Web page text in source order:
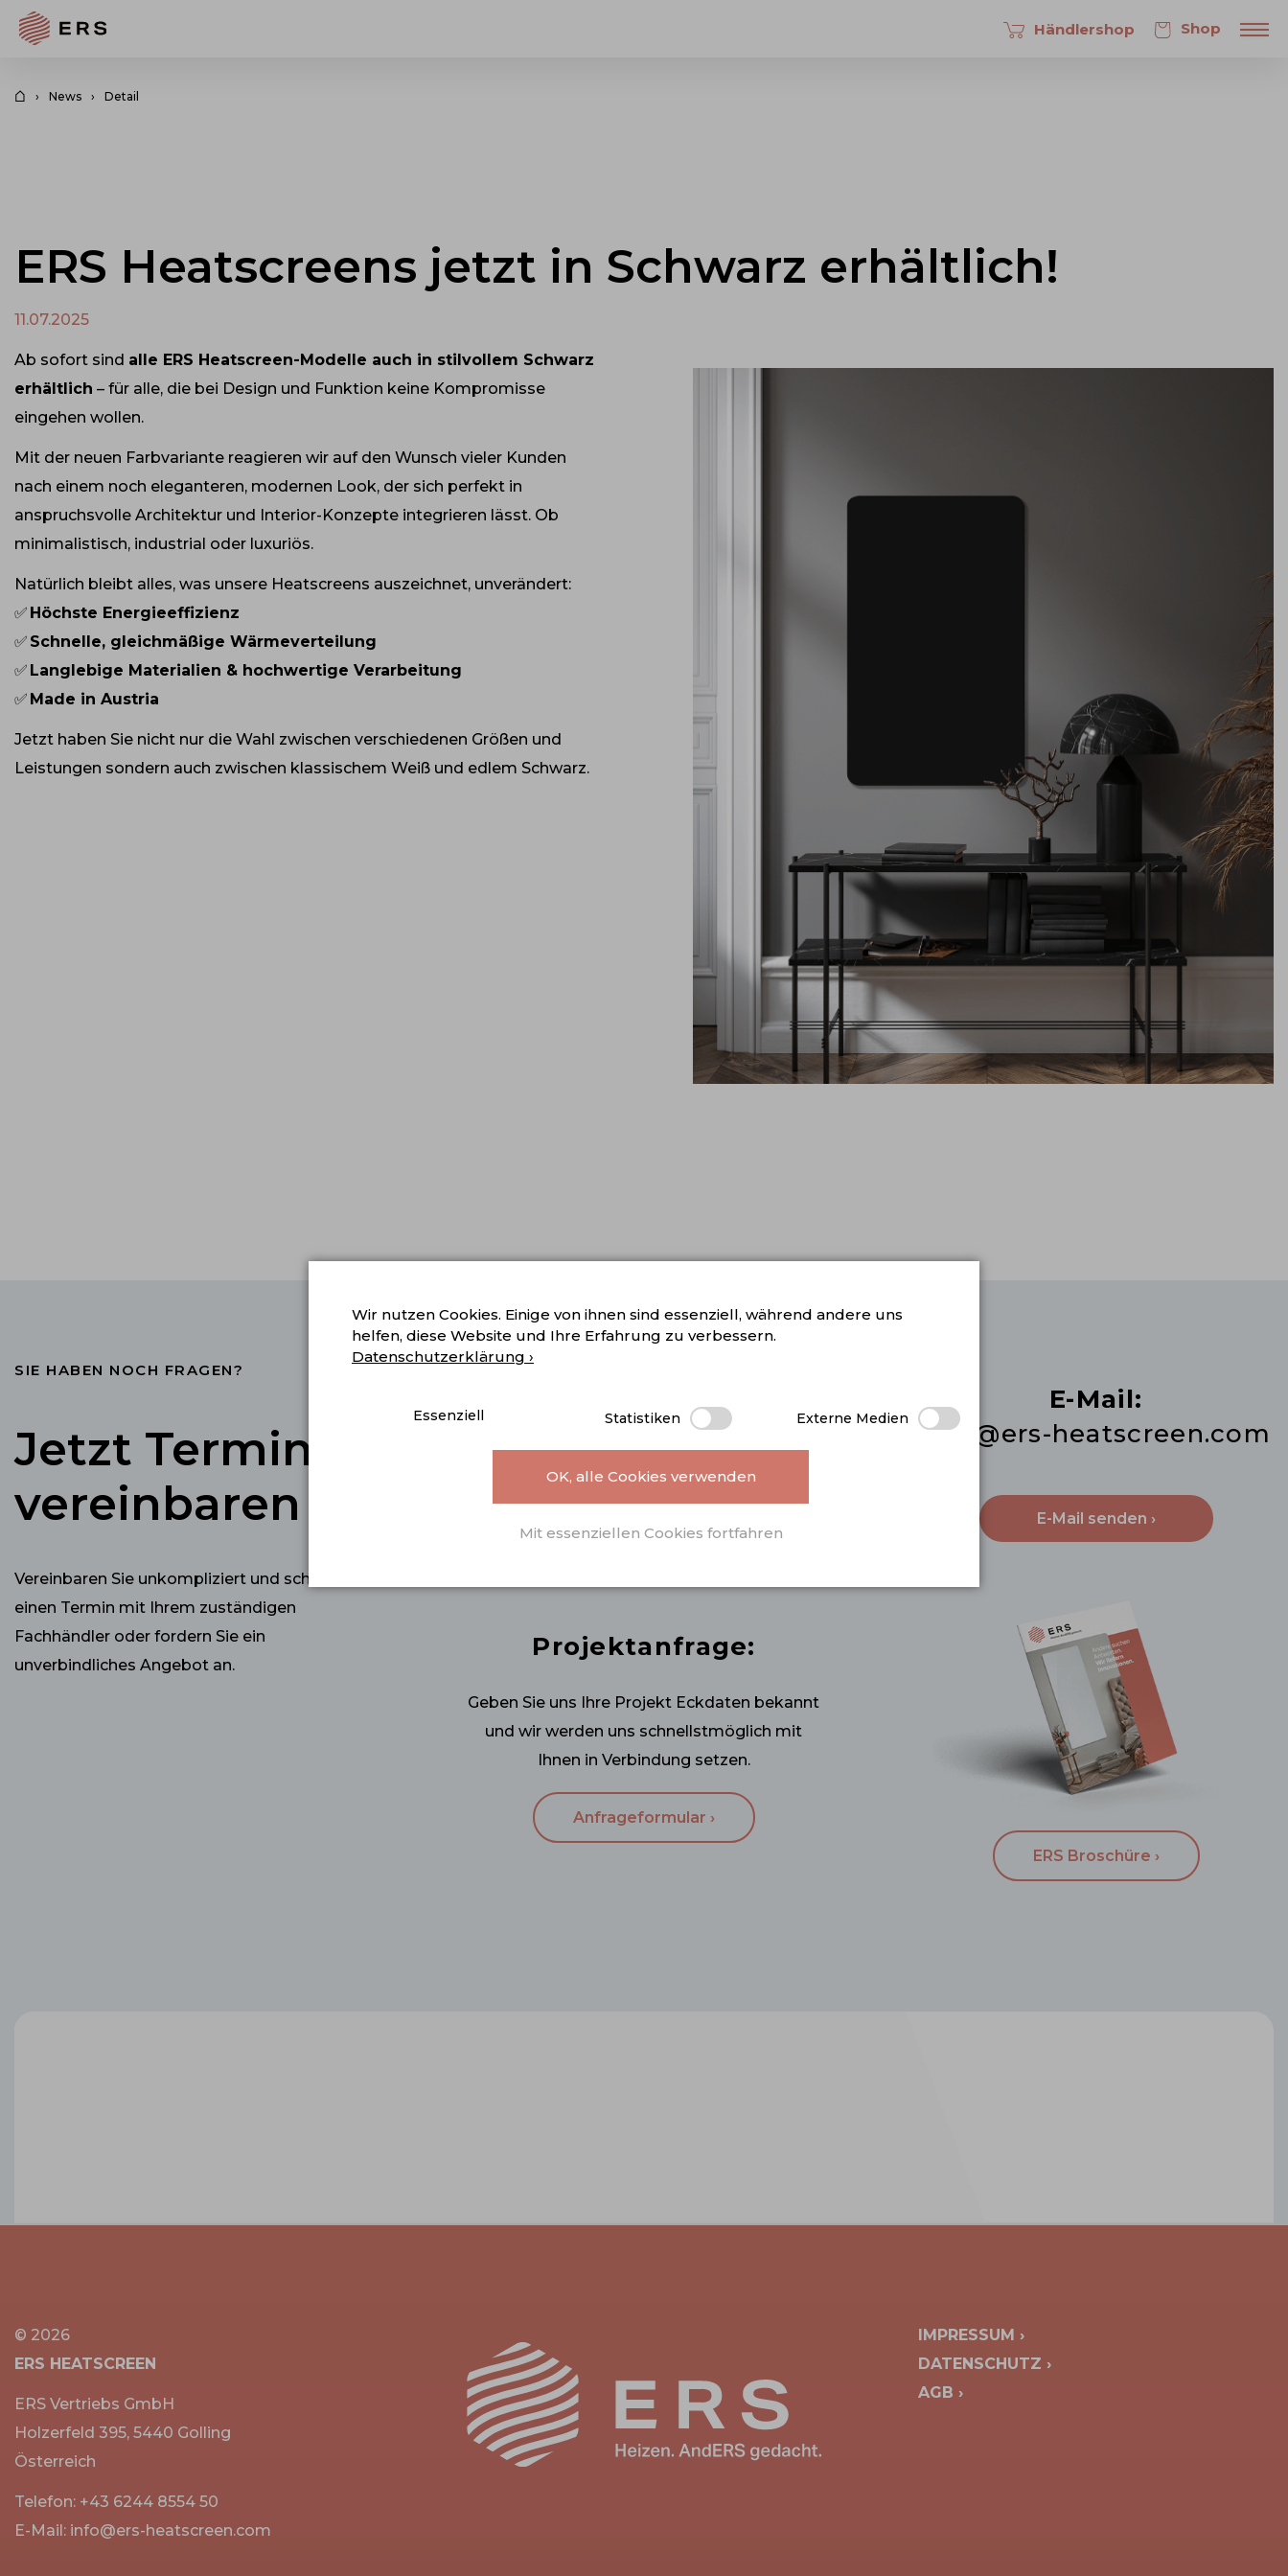
Händlershop Shop
News Detail
ERS Heatscreens jetzt in Schwarz erhältlich!
11.07.2025
Ab sofort sind alle ERS Heatscreen-Modelle auch in stilvollem Schwarz
erhältlich – für alle, die bei Design und Funktion keine Kompromisse
eingehen wollen.
Mit der neuen Farbvariante reagieren wir auf den Wunsch vieler Kunden
nach einem noch eleganteren, modernen Look, der sich perfekt in
anspruchsvolle Architektur und Interior-Konzepte integrieren lässt. Ob
minimalistisch, industrial oder luxuriös.
Natürlich bleibt alles, was unsere Heatscreens auszeichnet, unverändert:
✅ Höchste Energieeffizienz
✅ Schnelle, gleichmäßige Wärmeverteilung
✅ Langlebige Materialien & hochwertige Verarbeitung
✅ Made in Austria
Jetzt haben Sie nicht nur die Wahl zwischen verschiedenen Größen und
Leistungen sondern auch zwischen klassischem Weiß und edlem Schwarz.
SIE HABEN NOCH FRAGEN?
Jetzt Termin
vereinbaren
Vereinbaren Sie unkompliziert und schnell
einen Termin mit Ihrem zuständigen
Fachhändler oder fordern Sie ein
unverbindliches Angebot an.
Telefon:
+43 6244 8554 50
Projektanfrage:
Geben Sie uns Ihre Projekt Eckdaten bekannt
und wir werden uns schnellstmöglich mit
Ihnen in Verbindung setzen.
Anfrageformular ›
E-Mail:
info@ers-heatscreen.com
E-Mail senden ›
ERS Broschüre ›
© 2026
ERS HEATSCREEN
ERS Vertriebs GmbH
Holzerfeld 395, 5440 Golling
Österreich
Telefon: +43 6244 8554 50
E-Mail: info@ers-heatscreen.com
IMPRESSUM ›
DATENSCHUTZ ›
AGB ›
Wir nutzen Cookies. Einige von ihnen sind essenziell, während andere uns
helfen, diese Website und Ihre Erfahrung zu verbessern.
Datenschutzerklärung ›
Mit essenziellen Cookies fortfahren
OK, alle Cookies verwenden
Essenziell Statistiken Externe Medien